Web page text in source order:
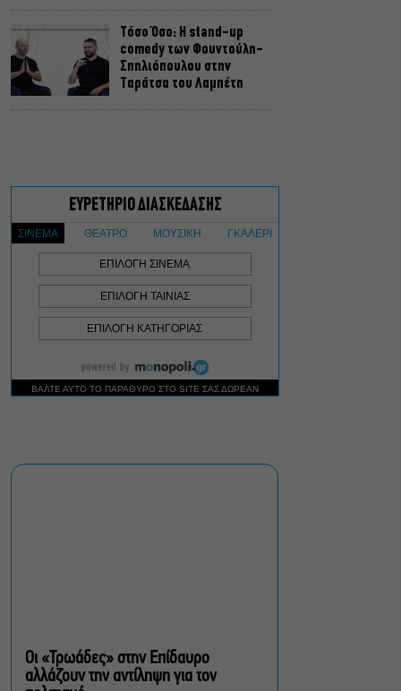
Τόσο Όσο: Η stand-up
comedy των Φουντούλη-
Σπηλιόπουλου στην
Ταράτσα του Λαμπέτη
σινεμά στην Ταράτσα του
Λαμπέτη
Η συναυλιακή σεζόν
κορυφώνεται τον
Σεπτέμβριο
Τουλάχιστον 1.500 έλεγχοι
σε 300 παραλίες –
Πρόστιμα έως 73.000€ για
αυθαίρετες καταλήψεις
Πέντε διηγήματα του
Οι «Τρωάδες» στην Επίδαυρο
αλλάζουν την αντίληψη για τον